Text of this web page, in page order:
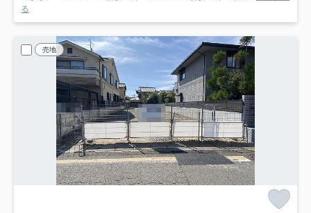
る
売地